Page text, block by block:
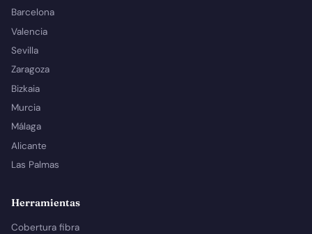
Barcelona
Valencia
Sevilla
Zaragoza
Bizkaia
Murcia
Málaga
Alicante
Las Palmas
Herramientas
Cobertura fibra